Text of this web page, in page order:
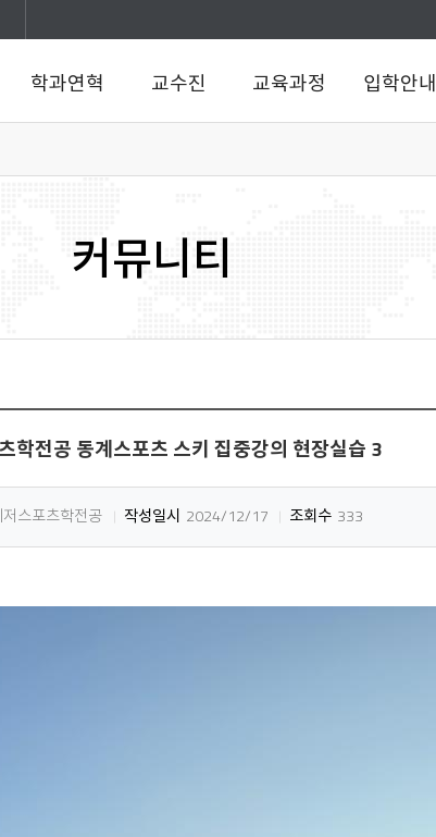
학과연혁 교수진 교육과정 입학안내
커뮤니티
학전공 동계스포츠 스키 집중강의 현장실습 3
저스포츠학전공 작성일시 2024/12/17 조회수 333